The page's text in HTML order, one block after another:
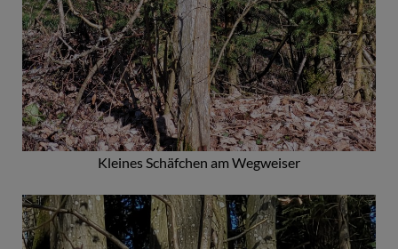
Kleines Schäfchen am Wegweiser